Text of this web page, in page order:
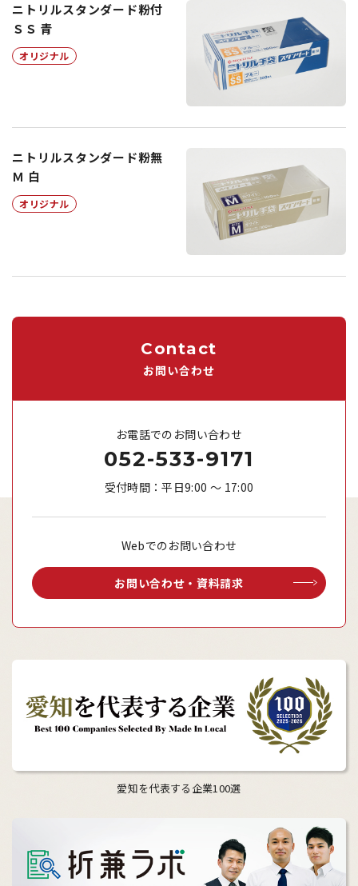
ニトリルスタンダード粉付
ＳＳ 青
オリジナル
ニトリルスタンダード粉無
Ｍ 白
オリジナル
Contact
お問い合わせ
お電話でのお問い合わせ
052-533-9171
受付時間：平日9:00 ～ 17:00
Webでのお問い合わせ
お問い合わせ・資料請求
愛知を代表する企業100選